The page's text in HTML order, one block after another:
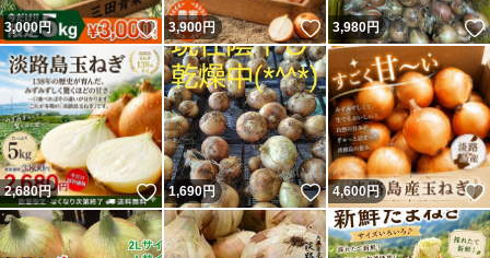
3,000円 いいね！
3,900円 いいね！
3,980円
2,680円 いいね！
1,690円 いいね！
4,600円